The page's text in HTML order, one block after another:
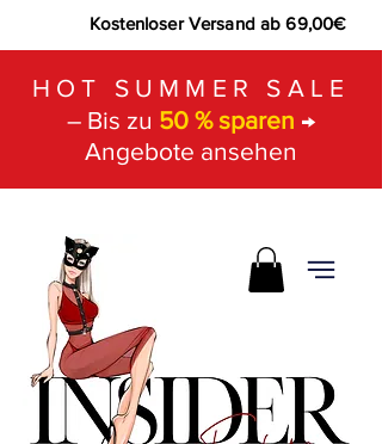
Kostenloser Versand ab 69,00€
HOT SUMMER SALE
– Bis zu 50 % sparen →
Angebote ansehen